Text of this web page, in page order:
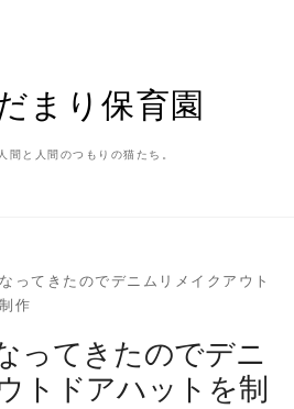
まり保育園
間と人間のつもりの猫たち。
ってきたのでデニムリメイクアウト
作
ってきたのでデニ
トドアハットを制